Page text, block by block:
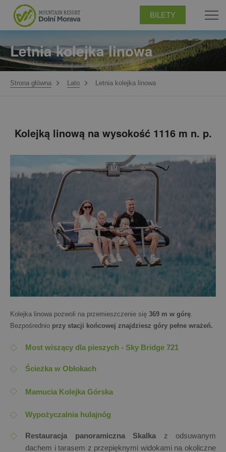
BILETY
Letnia kolejka linowa
Strona główna Lato Letnia kolejka linowa
Kolejką linową na wysokość 1116 m n. p.
Kolejka linowa pozwoli na przemieszczenie się 369 m w górę.
Bezpośrednio przy stacji końcowej znajdziesz góry pełne wrażeń.
Most wiszący dla pieszych - Sky Bridge 721
Ścieżka w Obłokach
Mamucia Kolejka Górska
Wypożyczalnia hulajnóg
Restauracja panoramiczna Skalka z odsuwanym
dachem i tarasem z przepięknymi widokami na okoliczne